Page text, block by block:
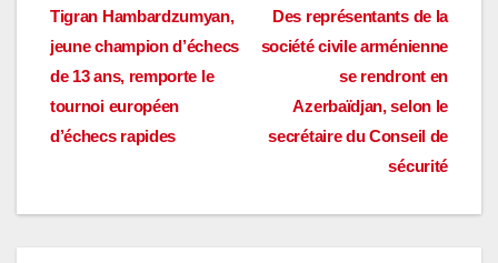
Navigation
de
l’article
Des représentants de la
société civile arménienne
se rendront en
Azerbaïdjan, selon le
secrétaire du Conseil de
sécurité
Tigran Hambardzumyan,
jeune champion d’échecs
de 13 ans, remporte le
tournoi européen
d’échecs rapides